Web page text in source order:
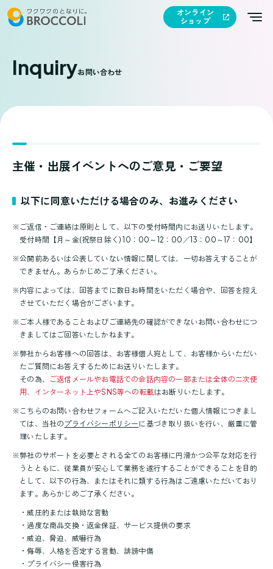
オンライン
ショップ
Inquiryお問い合わせ
主催・出展イベントへのご意見・ご要望
以下に同意いただける場合のみ、お進みください
※ ご返信・ご連絡は原則として、以下の受付時間内にお送りいたします。
受付時間【月～金(祝祭日除く) 10：00～12：00／13：00～17：00】
※公開前あるいは公表していない情報に関しては、一切お答えすることが
できません。あらかじめご了承ください。
※内容によっては、回答までに数日お時間をいただく場合や、回答を控え
させていただく場合がございます。
※ ご本人様であることおよびご連絡先の確認ができないお問い合わせにつ
きましてはご回答いたしかねます。
※弊社からお客様への回答は、お客様個人宛として、お客様からいただい
たご質問にお答えするためにお送りいたします。
その為、
ご返信メールやお電話での会話内容の一部または全体の二次使
用、インターネット上やSNS等への転載はお断りいたします。
※ こちらのお問い合わせフォームへご記入いただいた個人情報につきまし
ては、 当社の プライバシーポリシー に基づき取り扱いを行い、厳重に管
理いたします。
※弊社のサポートを必要とされる全てのお客様に円滑かつ公平な対応を行
うとともに、従業員が安心して業務を遂行することができることを目的
として、以下の行為、またはそれに類する行為はご遠慮いただいており
ます。あらかじめご了承ください。
・威圧的または執拗な言動
・過度な商品交換・返金保証、サービス提供の要求
・威迫、脅迫、威嚇行為
・侮辱、人格を否定する言動、誹謗中傷
・ プライバシー侵害行為